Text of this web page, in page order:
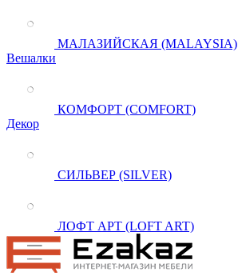
МАЛАЗИЙСКАЯ (MALAYSIA)
Вешалки
КОМФОРТ (COMFORT)
Декор
СИЛЬВЕР (SILVER)
ЛОФТ АРТ (LOFT ART)